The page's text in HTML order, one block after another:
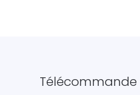
Télécommande